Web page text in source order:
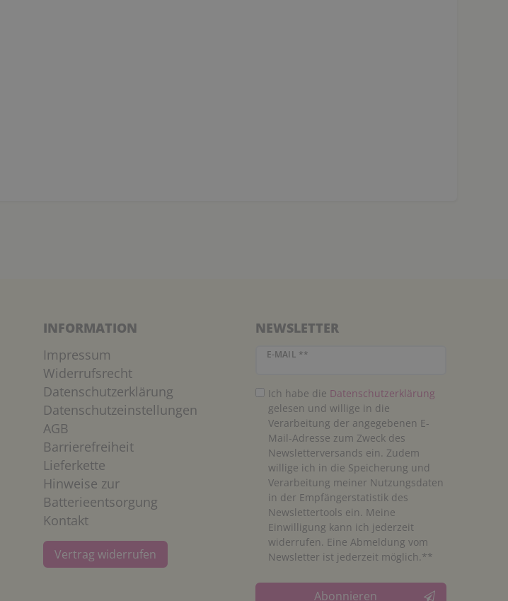
INFORMATION
Impressum
Widerrufsrecht
Datenschutzerklärung
Datenschutzeinstellungen
AGB
Barrierefreiheit
Lieferkette
Hinweise zur
Batterieentsorgung
Kontakt
Vertrag widerrufen
NEWSLETTER
E-MAIL **
Newsletter Honig
Ich habe die Daten­schutz­erklärung
gelesen und willige in die
Verarbeitung der angegebenen E-
Mail-Adresse zum Zweck des
Newsletterversands ein. Zudem
willige ich in die Speicherung und
Verarbeitung meiner Nutzungsdaten
in der Empfängerstatistik des
Newslettertools ein. Meine
Einwilligung kann ich jederzeit
widerrufen. Eine Abmeldung vom
Newsletter ist jederzeit möglich.**
Abonnieren